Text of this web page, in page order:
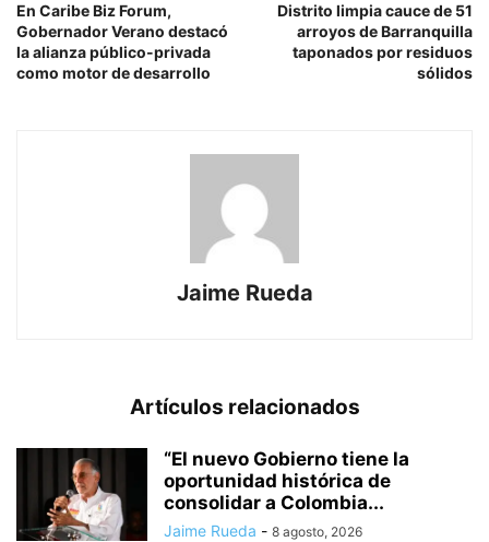
En Caribe Biz Forum,
Gobernador Verano destacó
la alianza público-privada
como motor de desarrollo
Distrito limpia cauce de 51
arroyos de Barranquilla
taponados por residuos
sólidos
Jaime Rueda
Artículos relacionados
“El nuevo Gobierno tiene la
oportunidad histórica de
consolidar a Colombia...
Jaime Rueda - 8 agosto, 2026